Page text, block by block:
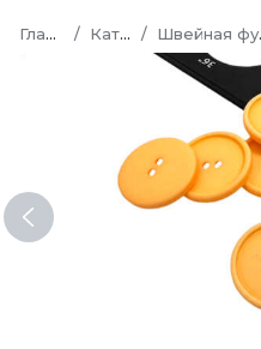
Главная Каталог Швейная фурнитура
Previous